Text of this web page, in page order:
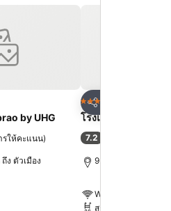
รโปรด
by UHG
รให้คะแนน)
ง ตัวเมือง
แชร์
4 ดาว
โรงแรมเอเชีย กรุงเทพ
7.2
9.1 km ถึง พระบรมมห
WiFi ฟรี
สระ